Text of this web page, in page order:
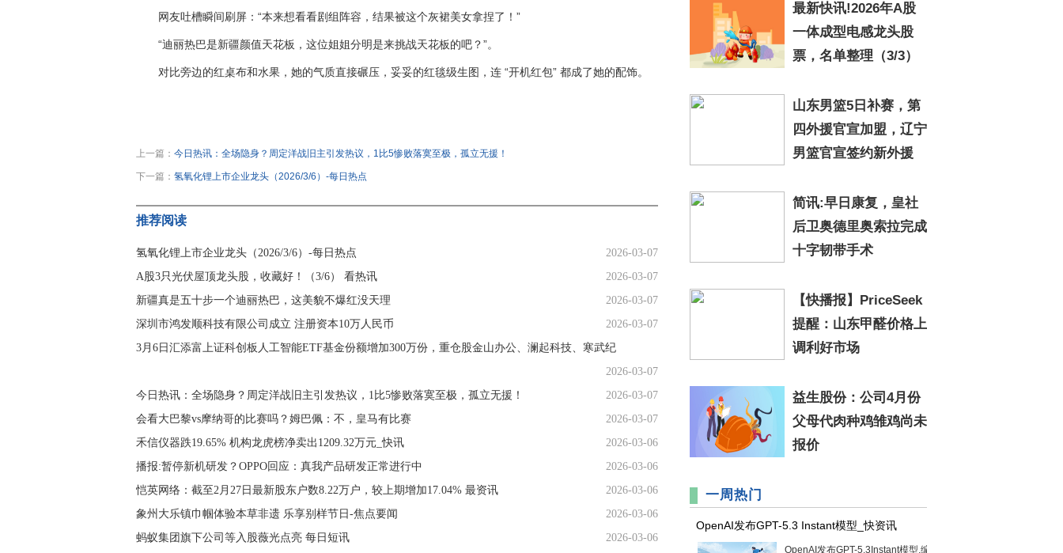
网友吐槽瞬间刷屏：“本来想看看剧组阵容，结果被这个灰裙美女拿捏了！”
“迪丽热巴是新疆颜值天花板，这位姐姐分明是来挑战天花板的吧？”。
对比旁边的红桌布和水果，她的气质直接碾压，妥妥的红毯级生图，连 “开机红包” 都成了她的配饰。
上一篇： 今日热讯：全场隐身？周定洋战旧主引发热议，1比5惨败落寞至极，孤立无援！
下一篇： 氢氧化锂上市企业龙头（2026/3/6）-每日热点
推荐阅读
氢氧化锂上市企业龙头（2026/3/6）-每日热点
2026-03-07
A股3只光伏屋顶龙头股，收藏好！（3/6） 看热讯
2026-03-07
新疆真是五十步一个迪丽热巴，这美貌不爆红没天理
2026-03-07
深圳市鸿发顺科技有限公司成立 注册资本10万人民币
2026-03-07
3月6日汇添富上证科创板人工智能ETF基金份额增加300万份，重仓股金山办公、澜起科技、寒武纪
2026-03-07
今日热讯：全场隐身？周定洋战旧主引发热议，1比5惨败落寞至极，孤立无援！
2026-03-07
会看大巴黎vs摩纳哥的比赛吗？姆巴佩：不，皇马有比赛
2026-03-07
禾信仪器跌19.65% 机构龙虎榜净卖出1209.32万元_快讯
2026-03-06
播报:暂停新机研发？OPPO回应：真我产品研发正常进行中
2026-03-06
恺英网络：截至2月27日最新股东户数8.22万户，较上期增加17.04% 最资讯
2026-03-06
象州大乐镇巾帼体验本草非遗 乐享别样节日-焦点要闻
2026-03-06
蚂蚁集团旗下公司等入股薇光点亮 每日短讯
2026-03-06
最新快讯!2026年A股
一体成型电感龙头股
票，名单整理（3/3）
山东男篮5日补赛，第
四外援官宣加盟，辽宁
男篮官宣签约新外援
简讯:早日康复，皇社
后卫奥德里奥索拉完成
十字韧带手术
【快播报】PriceSeek
提醒：山东甲醛价格上
调利好市场
益生股份：公司4月份
父母代肉种鸡雏鸡尚未
报价
一周热门
OpenAI发布GPT-5.3 Instant模型_快资讯
OpenAI发布GPT-5.3Instant模型,编程,gpt,